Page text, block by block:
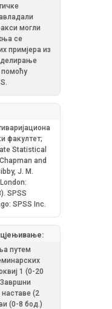
могли
се
примјера из
помоћу
факултет;
Statistical
and
J. M.
SPSS
SPSS Inc.
путем
1 (0-20
(2
(0-8 бод.)